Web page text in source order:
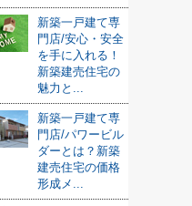
新築一戸建て専
門店/安心・安全
を手に入れる！
新築建売住宅の
魅力と...
新築一戸建て専
門店/パワービル
ダーとは？新築
建売住宅の価格
形成メ...